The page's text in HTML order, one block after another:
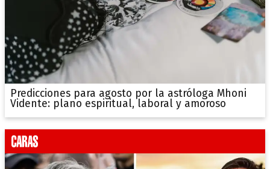
Predicciones para agosto por la astróloga Mhoni
Vidente: plano espiritual, laboral y amoroso